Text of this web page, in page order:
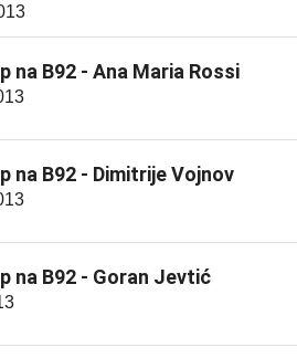
na B92 - Ana Maria Rossi
na B92 - Dimitrije Vojnov
na B92 - Goran Jevtić